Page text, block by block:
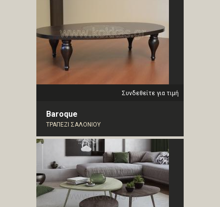
Συνδεθείτε για τιμή
Baroque
ΤΡΑΠΕΖΙ ΣΑΛΟΝΙΟΥ